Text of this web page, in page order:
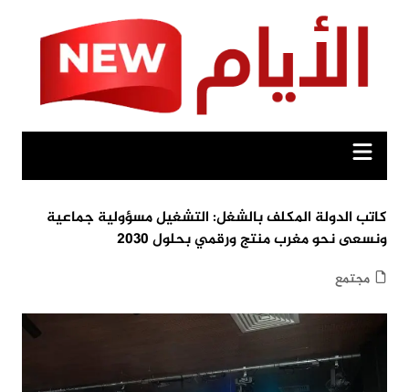
كاتب الدولة المكلف بالشغل: التشغيل مسؤولية جماعية
ونسعى نحو مغرب منتج ورقمي بحلول 2030
مجتمع